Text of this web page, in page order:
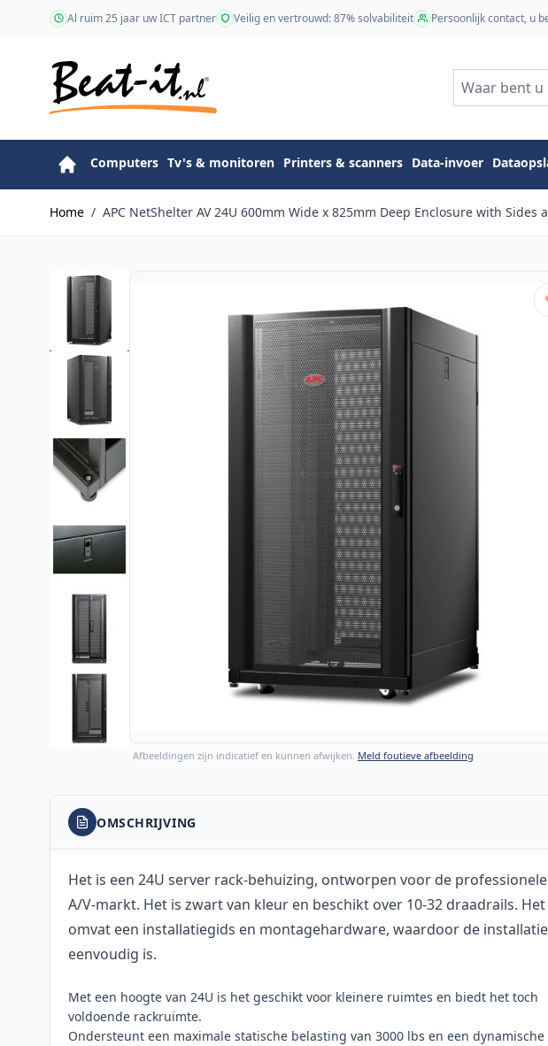
Ga naar de inhoudAl ruim 25 jaar uw ICT partner Veilig en vertrouwd: 87% solvabiliteit Persoonlijk contact, u
Computers Tv's & monitoren Printers & scanners Data-invoer
Home / APC NetShelter AV 24U 600mm Wide x 825mm Deep Enclosure with Sides
Afbeeldingen zijn indicatief en kunnen afwijken. Meld foutieve afbeelding
OMSCHRIJVING
Het is een 24U server rack-behuizing, ontworpen voor de professionele
A/V-markt. Het is zwart van kleur en beschikt over 10-32 draadrails. Het
omvat een installatiegids en montagehardware, waardoor de installatie
eenvoudig is.
Met een hoogte van 24U is het geschikt voor kleinere ruimtes en biedt het toch
voldoende rackruimte.
Ondersteunt een maximale statische belasting van 3000 lbs en een dynamische